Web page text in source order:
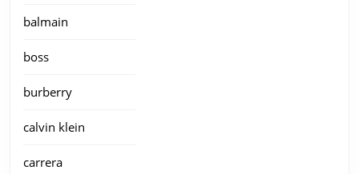
balmain
boss
burberry
calvin klein
carrera